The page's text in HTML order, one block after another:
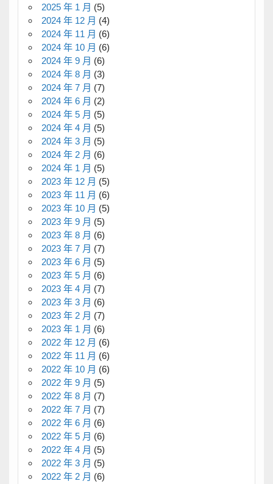
2025 年 1 月 (5)
2024 年 12 月 (4)
2024 年 11 月 (6)
2024 年 10 月 (6)
2024 年 9 月 (6)
2024 年 8 月 (3)
2024 年 7 月 (7)
2024 年 6 月 (2)
2024 年 5 月 (5)
2024 年 4 月 (5)
2024 年 3 月 (5)
2024 年 2 月 (6)
2024 年 1 月 (5)
2023 年 12 月 (5)
2023 年 11 月 (6)
2023 年 10 月 (5)
2023 年 9 月 (5)
2023 年 8 月 (6)
2023 年 7 月 (7)
2023 年 6 月 (5)
2023 年 5 月 (6)
2023 年 4 月 (7)
2023 年 3 月 (6)
2023 年 2 月 (7)
2023 年 1 月 (6)
2022 年 12 月 (6)
2022 年 11 月 (6)
2022 年 10 月 (6)
2022 年 9 月 (5)
2022 年 8 月 (7)
2022 年 7 月 (7)
2022 年 6 月 (6)
2022 年 5 月 (6)
2022 年 4 月 (5)
2022 年 3 月 (5)
2022 年 2 月 (6)